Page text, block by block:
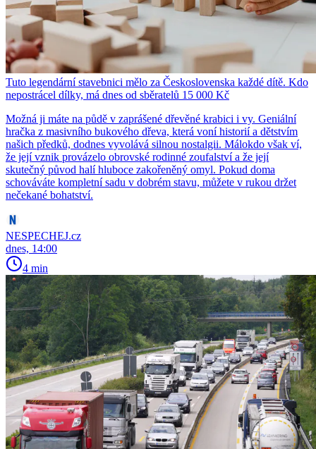
Tuto legendární stavebnici mělo za Československa každé dítě. Kdo
nepostrácel dílky, má dnes od sběratelů 15 000 Kč
Možná ji máte na půdě v zaprášené dřevěné krabici i vy. Geniální
hračka z masivního bukového dřeva, která voní historií a dětstvím
našich předků, dodnes vyvolává silnou nostalgii. Málokdo však ví,
že její vznik provázelo obrovské rodinné zoufalství a že její
skutečný původ halí hluboce zakořeněný omyl. Pokud doma
schováváte kompletní sadu v dobrém stavu, můžete v rukou držet
nečekané bohatství.
NESPECHEJ.cz
dnes, 14:00
4 min